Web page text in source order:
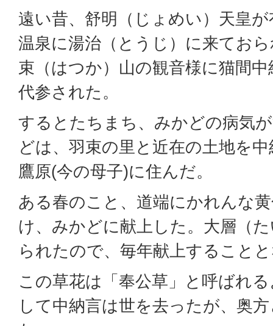
遠い昔、舒明（じょめい）天皇
温泉に湯治（とうじ）に来てお
束（はつか）山の観音様に猫間
代参された。
するとたちまち、みかどの病気
どは、羽束の里と近在の土地を
鷹原(今の母子)に住んだ。
ある春のこと、道端にかれんな
け、みかどに献上した。大層（
られたので、毎年献上すること
この草花は「奉公草」と呼ばれ
して中納言は世を去ったが、奥